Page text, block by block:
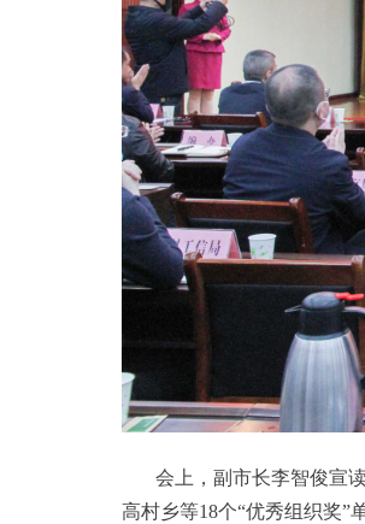
会上，副市长李智俊宣
高村乡等18个“优秀组织奖”